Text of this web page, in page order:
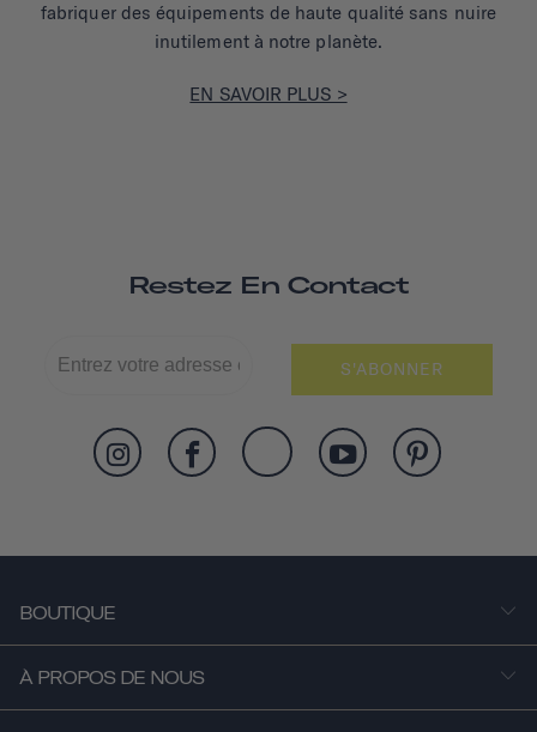
fabriquer des équipements de haute qualité sans nuire
inutilement à notre planète.
EN SAVOIR PLUS >
Restez En Contact
S'ABONNER
BOUTIQUE
À PROPOS DE NOUS